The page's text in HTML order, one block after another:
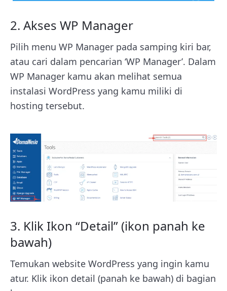
2. Akses WP Manager
Pilih menu WP Manager pada samping kiri bar,
atau cari dalam pencarian ‘WP Manager’. Dalam
WP Manager kamu akan melihat semua
instalasi WordPress yang kamu miliki di
hosting tersebut.
3. Klik Ikon “Detail” (ikon panah ke
bawah)
Temukan website WordPress yang ingin kamu
atur. Klik ikon detail (panah ke bawah) di bagian